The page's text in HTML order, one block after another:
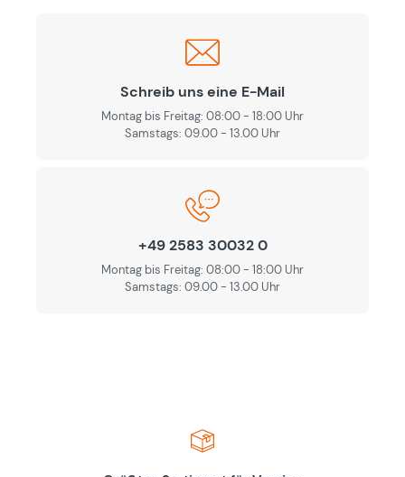
Schreib uns eine E-Mail
Montag bis Freitag: 08:00 - 18:00 Uhr
Samstags: 09.00 - 13.00 Uhr
+49 2583 30032 0
Montag bis Freitag: 08:00 - 18:00 Uhr
Samstags: 09.00 - 13.00 Uhr